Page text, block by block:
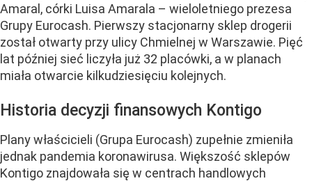
Amaral, córki Luisa Amarala – wieloletniego prezesa
Grupy Eurocash. Pierwszy stacjonarny sklep drogerii
został otwarty przy ulicy Chmielnej w Warszawie. Pięć
lat później sieć liczyła już 32 placówki, a w planach
miała otwarcie kilkudziesięciu kolejnych.
Historia decyzji finansowych Kontigo
Plany właścicieli (Grupa Eurocash) zupełnie zmieniła
jednak pandemia koronawirusa. Większość sklepów
Kontigo znajdowała się w centrach handlowych